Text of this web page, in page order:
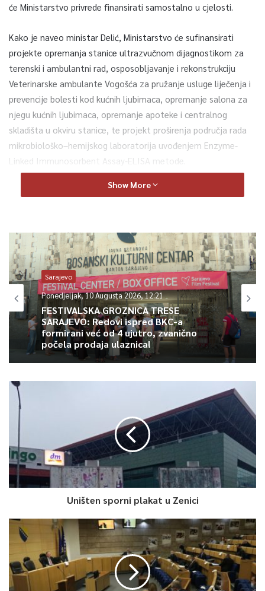
će Ministarstvo privrede finansirati samostalno u cjelosti.
Kako je naveo ministar Delić, Ministarstvo će sufinansirati
projekte opremanja stanice ultrazvučnom dijagnostikom za
terenski i ambulantni rad, osposobljavanje i rekonstrukciju
Veterinarske ambulante Vogošća za pružanje usluge liječenja i
prevencije bolesti kod kućnih ljubimaca, opremanje salona za
njegu kućnih ljubimaca, opremanje apoteke i centralnog
skladišta u okviru stanice, te projekt proširenja područja rada
mikrobiološko–hemijskog laboratorija uvođenjem Enzyme-
Linked Immunosorbent Assay-ELISA metode.
„Svaki od navedenih projekata ima za cilj osavremenjavanje
najsavremenijih tehnika i metoda pružanja veterinarskih
usluga“, istakao je ministar Delić.
Edukacija građana o dobrobiti pasa je projekt koji će
Ministarstvo privrede KS samostalno finansirati u cjelokupnom
iznosu od 25.000 KM, pri čemu će on podrazumijevati
rebranding kantonalnog azila za pse.
„Mi u kontinuitetu radimo na unapređenju usluge koju azil
da je ovaj projekt nastavak i prvi veći korak kojim će azil Prača
krenuti u smjeru ispunjavanja potrebnih uvjeta kako bi, u
svakom smislu, postao azil koji s psima postupa po svim
standardima Zakona o zaštiti i dobrobiti životinja“, pojasnila je
direktorica Spahić.
Kako je istaknuto nakon potpisivanja ovog sporazuma,
rebrendiranje azila Prača kroz edukaciju građana o dobrobiti
sistemskog rješavanja problema napuštenih pasa.
0
Show More
Sarajevo
Ponedjeljak, 10 Augusta 2026, 12:21
FESTIVALSKA GROZNICA TRESE
SARAJEVO: Redovi ispred BKC-a
formirani već od 4 ujutro, zvanično
počela prodaja ulaznica!
Uništen sporni plakat u Zenici